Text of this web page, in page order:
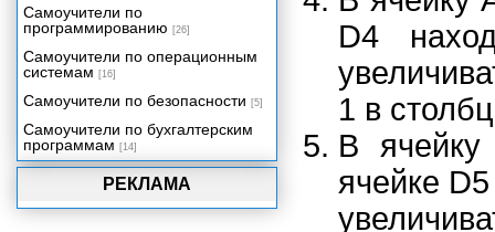
D4
1 в
В
ячейке
РЕКЛАМА
Самоучители по
программированию [26]
Самоучители по операционным
системам [16]
Самоучители по безопасности [5]
Самоучители по бухгалтерским
программам [14]